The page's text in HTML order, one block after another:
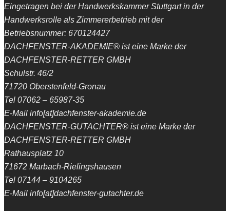
Eingetragen bei der Handwerkskammer Stuttgart in der
Handwerksrolle als Zimmererbetrieb mit der
Betriebsnummer: 670124427
DACHFENSTER-AKADEMIE® ist eine Marke der
DACHFENSTER-RETTER GMBH
Schulstr. 46/2
71720 Oberstenfeld-Gronau
Tel 07062 – 65987-35
E-Mail info[at]dachfenster-akademie.de
DACHFENSTER-GUTACHTER® ist eine Marke der
DACHFENSTER-RETTER GMBH
Rathausplatz 10
71672 Marbach-Rielingshausen
Tel 07144 – 9104265
E-Mail info[at]dachfenster-gutachter.de